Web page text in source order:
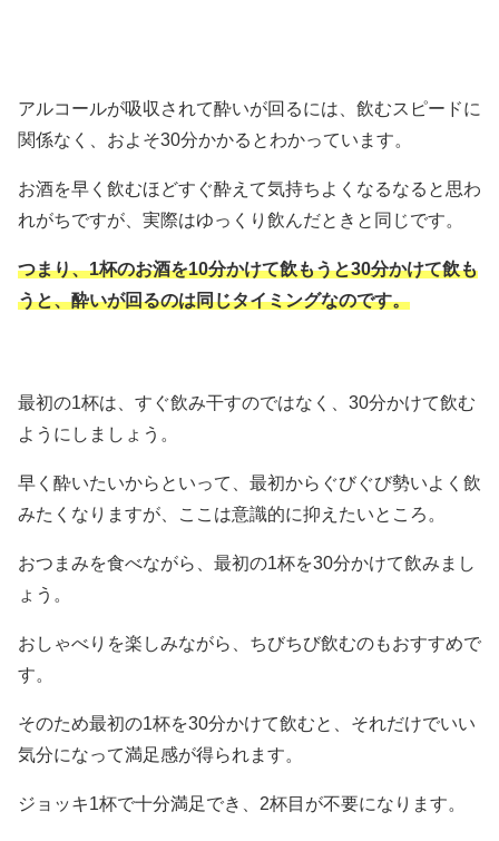
アルコールが吸収されて酔いが回るには、飲むスピードに
関係なく、およそ30分かかるとわかっています。
お酒を早く飲むほどすぐ酔えて気持ちよくなるなると思わ
れがちですが、実際はゆっくり飲んだときと同じです。
つまり、1杯のお酒を10分かけて飲もうと30分かけて飲も
うと、酔いが回るのは同じタイミングなのです。
最初の1杯は、すぐ飲み干すのではなく、30分かけて飲む
ようにしましょう。
早く酔いたいからといって、最初からぐびぐび勢いよく飲
みたくなりますが、ここは意識的に抑えたいところ。
おつまみを食べながら、最初の1杯を30分かけて飲みまし
ょう。
おしゃべりを楽しみながら、ちびちび飲むのもおすすめで
す。
そのため最初の1杯を30分かけて飲むと、それだけでいい
気分になって満足感が得られます。
ジョッキ1杯で十分満足でき、2杯目が不要になります。